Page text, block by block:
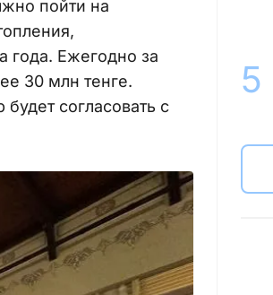
пойти на
года. Ежегодно за
30 млн тенге.
согласовать с